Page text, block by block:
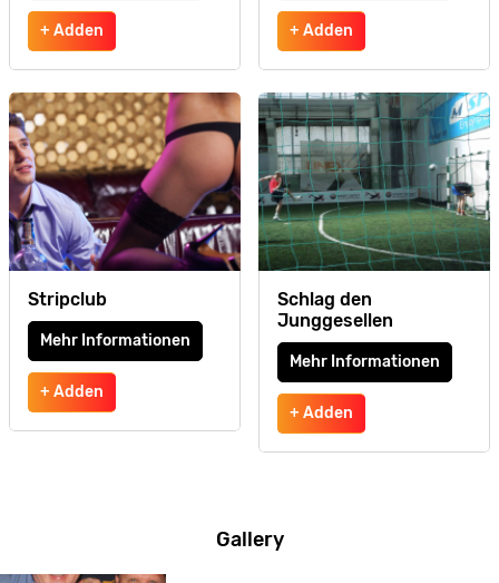
+ Adden + Adden
Stripclub
Mehr Informationen
+ Adden
Schlag den
Junggesellen
Mehr Informationen
+ Adden
Gallery